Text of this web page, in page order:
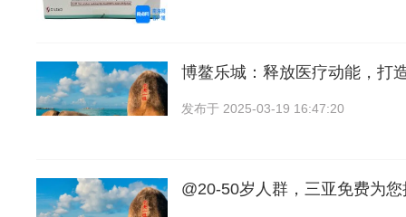
博鳌乐城：释放医疗动能，打
发布于 2025-03-19 16:47:20
@20-50岁人群，三亚免费为